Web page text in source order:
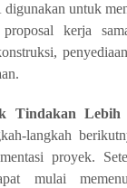
untuk
proposal kerja
Tindakan
langkah
proyek.
mulai